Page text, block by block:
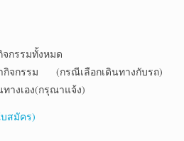
กรรมทั้งหมด
กิจกรรม (กรณีเลือกเดินทางกับรถ)
างเอง(กรุณาแจ้ง)
สมัคร)